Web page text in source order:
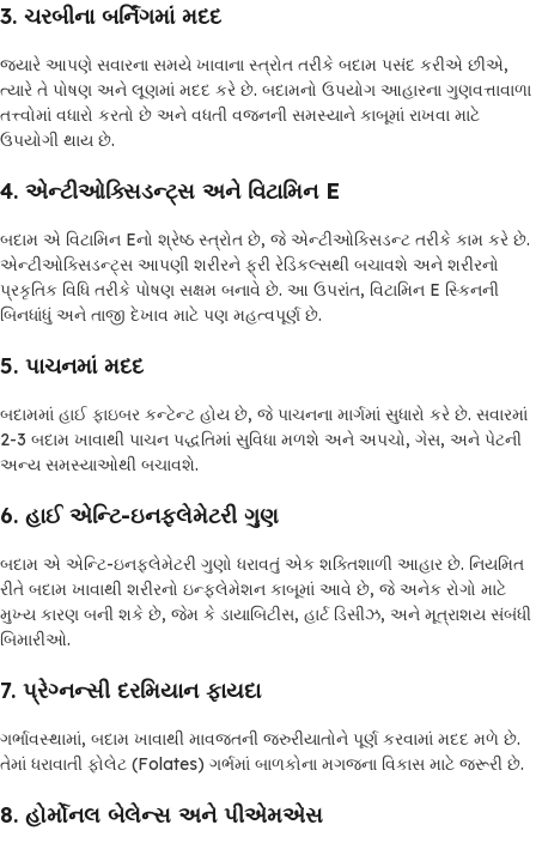
3. ચરબીના બર્નિંગમાં મદદ
જ્યારે આપણે સવારના સમયે ખાવાના સ્ત્રોત તરીકે બદામ પસંદ કરીએ છીએ,
ત્યારે તે પોષણ અને લૂણમાં મદદ કરે છે. બદામનો ઉપયોગ આહારના ગુણવત્તાવાળા
તત્ત્વોમાં વધારો કરતો છે અને વધતી વજનની સમસ્યાને કાબૂમાં રાખવા માટે
ઉપયોગી થાય છે.
4. એન્ટીઓક્સિડન્ટ્સ અને વિટામિન E
બદામ એ વિટામિન Eનો શ્રેષ્ઠ સ્ત્રોત છે, જે એન્ટીઓક્સિડન્ટ તરીકે કામ કરે છે.
એન્ટીઓક્સિડન્ટ્સ આપણી શરીરને ફ્રી રેડિકલ્સથી બચાવશે અને શરીરનો
પ્રકૃતિક વિધિ તરીકે પોષણ સક્ષમ બનાવે છે. આ ઉપરાંત, વિટામિન E સ્કિનની
બિનધાંધું અને તાજી દેખાવ માટે પણ મહત્વપૂર્ણ છે.
5. પાચનમાં મદદ
બદામમાં હાઈ ફાઇબર કન્ટેન્ટ હોય છે, જે પાચનના માર્ગમાં સુધારો કરે છે. સવારમાં
2-3 બદામ ખાવાથી પાચન પદ્ધતિમાં સુવિધા મળશે અને અપચો, ગેસ, અને પેટની
અન્ય સમસ્યાઓથી બચાવશે.
6. હાઈ એન્ટિ-ઇનફ્લેમેટરી ગુણ
બદામ એ એન્ટિ-ઇનફ્લેમેટરી ગુણો ધરાવતું એક શક્તિશાળી આહાર છે. નિયમિત
રીતે બદામ ખાવાથી શરીરનો ઇન્ફ્લેમેશન કાબૂમાં આવે છે, જે અનેક રોગો માટે
મુખ્ય કારણ બની શકે છે, જેમ કે ડાયાબિટીસ, હાર્ટ ડિસીઝ, અને મૂત્રાશય સંબંધી
બિમારીઓ.
7. પ્રેગ્નન્સી દરમિયાન ફાયદા
ગર્ભાવસ્થામાં, બદામ ખાવાથી માવજતની જરુરીયાતોને પૂર્ણ કરવામાં મદદ મળે છે.
તેમાં ધરાવાતી ફોલેટ (Folates) ગર્ભમાં બાળકોના મગજના વિકાસ માટે જરૂરી છે.
8. હોર્મોનલ બેલેન્સ અને પીએમએસ